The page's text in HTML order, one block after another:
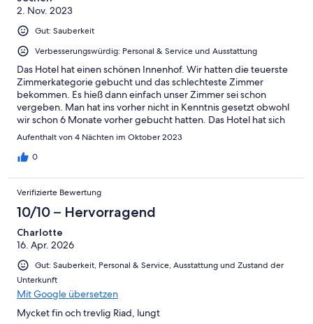
Schlecht
Ungenügend
2. Nov. 2023
Gut: Sauberkeit
Verbesserungswürdig: Personal & Service und Ausstattung
Das Hotel hat einen schönen Innenhof. Wir hatten die teuerste
Zimmerkategorie gebucht und das schlechteste Zimmer
bekommen. Es hieß dann einfach unser Zimmer sei schon
vergeben. Man hat ins vorher nicht in Kenntnis gesetzt obwohl
wir schon 6 Monate vorher gebucht hatten. Das Hotel hat sich
unschuldig gegeben und die Schuld auf Expedia geschoben.
Chat meine Situation klären. Man hat uns dann für die
dann froh dies auch getan zu haben.
Aufenthalt von 4 Nächten im Oktober 2023
0
Verifizierte Bewertung
10/10 – Hervorragend
Charlotte
16. Apr. 2026
Gut: Sauberkeit, Personal & Service, Ausstattung und Zustand der
Unterkunft
Mit Google übersetzen
Mycket fin och trevlig Riad, lungt